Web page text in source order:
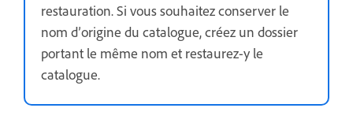
restauration. Si vous souhaitez conserver le
nom d’origine du catalogue, créez un dossier
portant le même nom et restaurez-y le
catalogue.